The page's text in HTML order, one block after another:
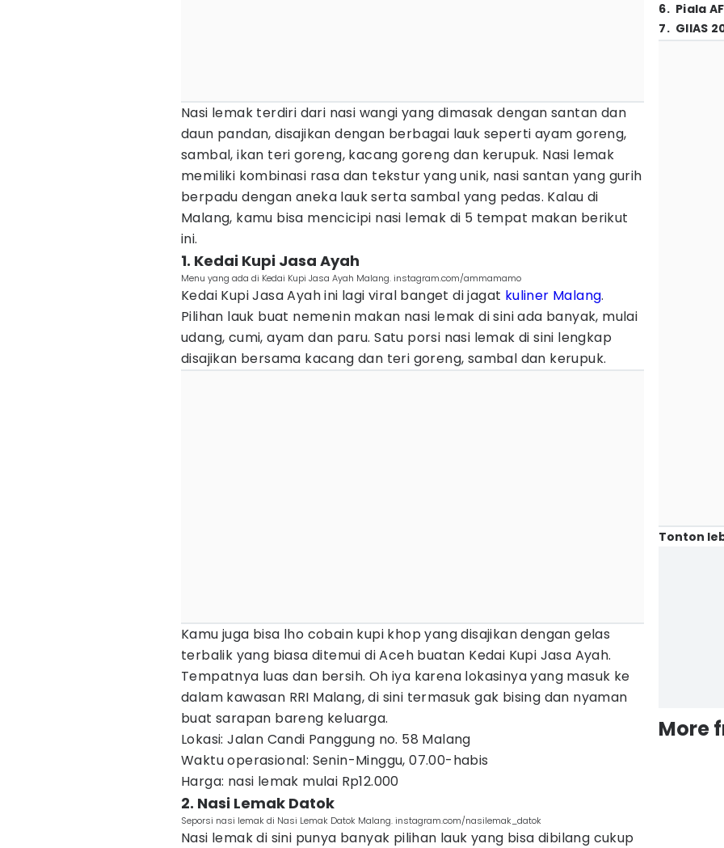
Nasi lemak terdiri dari nasi wangi yang dimasak dengan santan dan
daun pandan, disajikan dengan berbagai lauk seperti ayam goreng,
sambal, ikan teri goreng, kacang goreng dan kerupuk. Nasi lemak
memiliki kombinasi rasa dan tekstur yang unik, nasi santan yang gurih
berpadu dengan aneka lauk serta sambal yang pedas. Kalau di
Malang, kamu bisa mencicipi nasi lemak di 5 tempat makan berikut
ini.
1. Kedai Kupi Jasa Ayah
Menu yang ada di Kedai Kupi Jasa Ayah Malang. instagram.com/ammamamo
Kedai Kupi Jasa Ayah ini lagi viral banget di jagat kuliner Malang.
Pilihan lauk buat nemenin makan nasi lemak di sini ada banyak, mulai
udang, cumi, ayam dan paru. Satu porsi nasi lemak di sini lengkap
disajikan bersama kacang dan teri goreng, sambal dan kerupuk.
Kamu juga bisa lho cobain kupi khop yang disajikan dengan gelas
terbalik yang biasa ditemui di Aceh buatan Kedai Kupi Jasa Ayah.
Tempatnya luas dan bersih. Oh iya karena lokasinya yang masuk ke
dalam kawasan RRI Malang, di sini termasuk gak bising dan nyaman
buat sarapan bareng keluarga.
Lokasi: Jalan Candi Panggung no. 58 Malang
Waktu operasional: Senin-Minggu, 07.00-habis
Harga: nasi lemak mulai Rp12.000
2. Nasi Lemak Datok
Seporsi nasi lemak di Nasi Lemak Datok Malang. instagram.com/nasilemak_datok
Nasi lemak di sini punya banyak pilihan lauk yang bisa dibilang cukup
6. Piala
7. GIIAS
Tonton
More